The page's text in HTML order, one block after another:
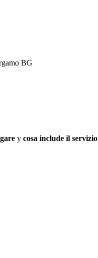
BG
y cosa include il servizio